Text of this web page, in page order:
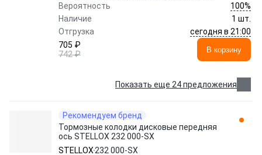
Вероятность
100%
Наличие
1 шт.
Отгрузка
сегодня в 21:00
705 ₽
742 ₽
В корзину
Показать еще 24 предложения
Рекомендуем бренд
Тормозные колодки дисковые передняя
ось STELLOX 232 000-SX
STELLOX 232 000-SX